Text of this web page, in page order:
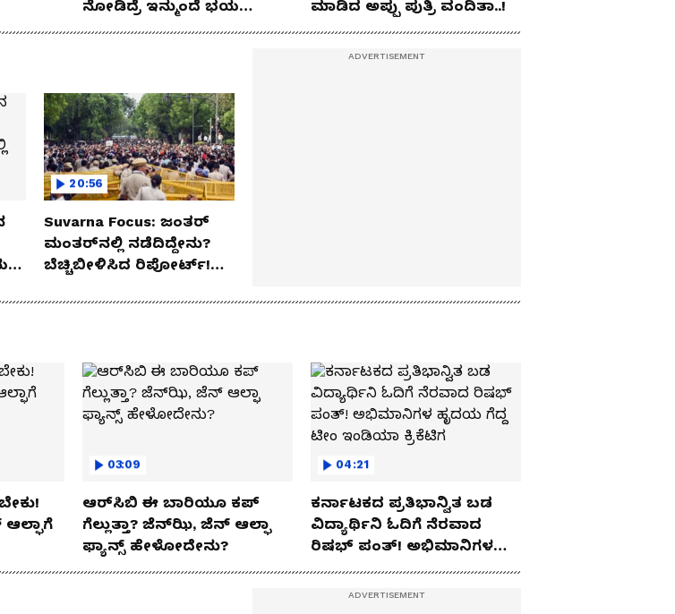
ನೋಡಿದ್ರೆ ಇನ್ಮುಂದೆ ಭಯ
ಪಡ್ತೀರಾ ನೀವು!
ಮಾಡಿದ ಅಪ್ಪು ಪುತ್ರಿ ವಂದಿತಾ..!
20:56
Suvarna Focus: ಜಂತರ್
ಮಂತರ್‌ನಲ್ಲಿ ನಡೆದಿದ್ದೇನು?
ಬೆಚ್ಚಿಬೀಳಿಸಿದ ರಿಪೋರ್ಟ್!
ಸೀಕ್ರೆಟ್?
03:09
ಆರ್‌ಸಿಬಿ ಈ ಬಾರಿಯೂ ಕಪ್‌
ಗೆಲ್ಲುತ್ತಾ? ಜೆನ್‌ಝಿ, ಜೆನ್‌ ಆಲ್ಫಾ
ಫ್ಯಾನ್ಸ್ ಹೇಳೋದೇನು?
04:21
ಕರ್ನಾಟಕದ ಪ್ರತಿಭಾನ್ವಿತ ಬಡ
ವಿದ್ಯಾರ್ಥಿನಿ ಓದಿಗೆ ನೆರವಾದ
ರಿಷಭ್ ಪಂತ್! ಅಭಿಮಾನಿಗಳ